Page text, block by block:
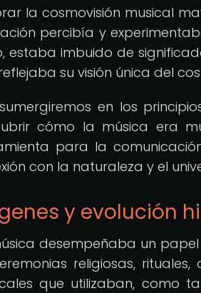
la cosmovisión musical
percibía y
estaba imbuido de
su visión única del
en los
cómo la música era
para la
con la naturaleza y el
y evolución
desempeñaba un
religiosas,
que utilizaban, como